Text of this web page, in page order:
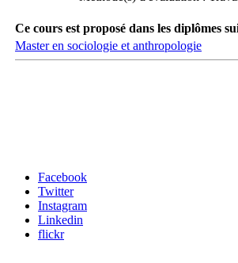
Ce cours est proposé dans les diplômes
Master en sociologie et anthropologie
Facebook
Twitter
Instagram
Linkedin
flickr